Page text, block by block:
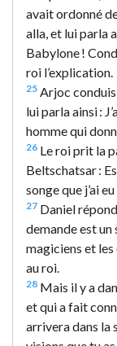
avait ordonné
alla, et lui parla
Babylone !
roi l’explication.
25 Arjoc
lui parla ainsi :
homme qui
26 Le roi prit la
Beltschatsar :
songe que j’ai
27 Daniel
demande est un
magiciens et
au roi.
28 Mais il y a
et qui a fait
arrivera dans la